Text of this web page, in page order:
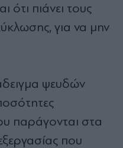
ότι πιάνει τους
για να µην
ψευδών
παράγονται στα
που